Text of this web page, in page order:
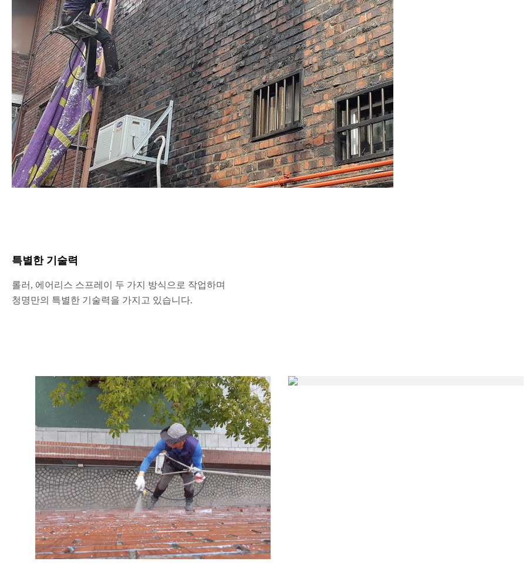
특별한 기술력
롤러, 에어리스 스프레이 두 가지 방식으로 작업하며
청명만의 특별한 기술력을 가지고 있습니다.